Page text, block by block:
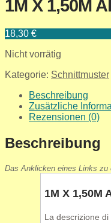
1M X 1,50M
18,30 €
Nicht vorrätig
Kategorie: Schnittmuster
Beschreibung
Zusätzliche
Rezensionen (0)
Beschreibung
Das Anklicken eines Links zu
1M X 1,50M
La descrizione